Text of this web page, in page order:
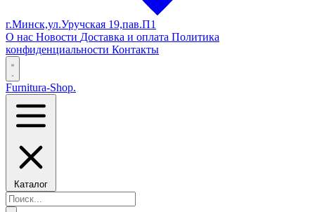
г.Минск,ул.Уручская 19,пав.П1
О нас Новости Доставка и оплата Политика
конфиденциальности Контакты
Furnitura-Shop.
Каталог